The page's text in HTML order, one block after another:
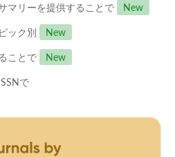
マリーを提供することで New
ック別 New
ことで New
で